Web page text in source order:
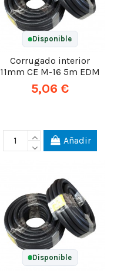
Disponible
Corrugado interior
11mm CE M-16 5m EDM
5,06 €
Añadir
Disponible